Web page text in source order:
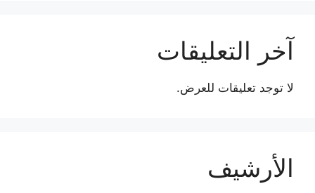
آخر التعليقات
لا توجد تعليقات للعرض.
الأرشيف